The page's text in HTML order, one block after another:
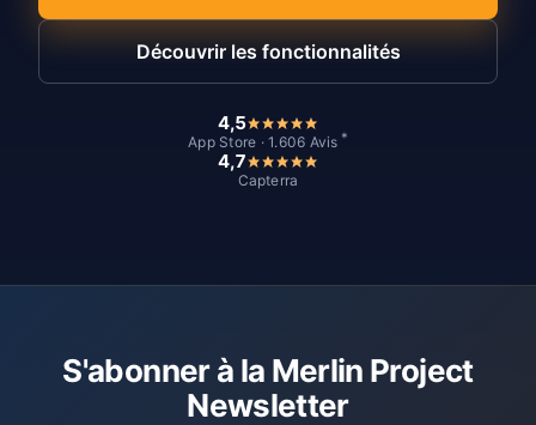
Découvrir les fonctionnalités
4,5
App Store · 1.606 Avis *
4,7
Capterra
S'abonner à la Merlin Project
Newsletter